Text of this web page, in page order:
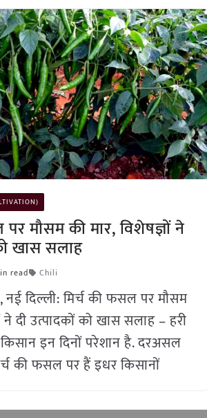
मौसम की मार, विशेषज्ञों ने
खास सलाह
read Chili
दिल्ली: मिर्च की फसल पर मौसम
ने दी उत्पादकों को खास सलाह – हरी
इन दिनों परेशान है. दरअसल
की फसल पर हैं इधर किसानों